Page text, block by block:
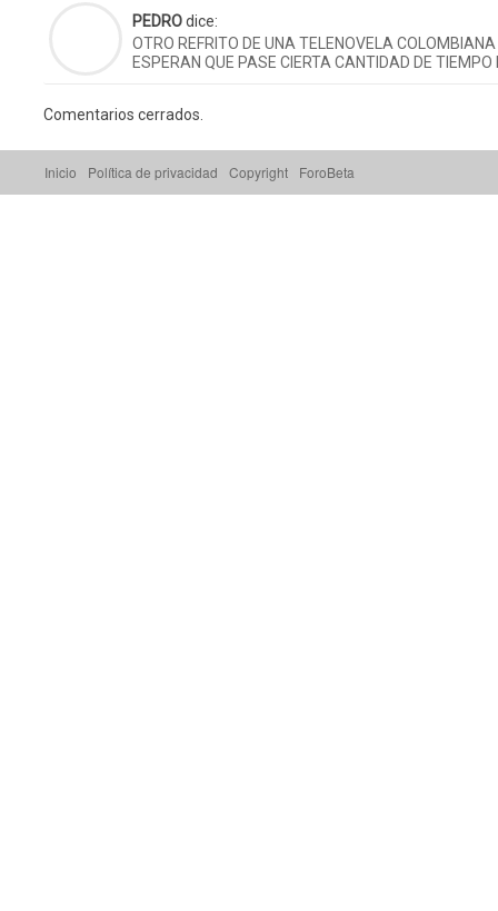
PEDROdice:
OTRO REFRITO DE UNA TELENOVELA
ESPERAN QUE PASE CIERTA CANTIDAD DE
Comentarios cerrados.
Inicio Política de privacidad Copyright ForoBeta